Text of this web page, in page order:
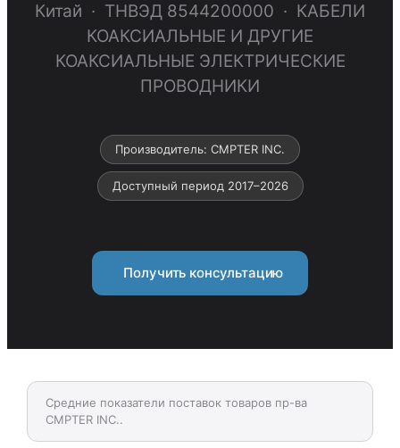
Китай · ТНВЭД 8544200000 · КАБЕЛИ
КОАКСИАЛЬНЫЕ И ДРУГИЕ
КОАКСИАЛЬНЫЕ ЭЛЕКТРИЧЕСКИЕ
ПРОВОДНИКИ
Производитель: CMPTER INC.
Доступный период 2017–2026
Получить консультацию
Средние показатели поставок товаров пр-ва
CMPTER INC..